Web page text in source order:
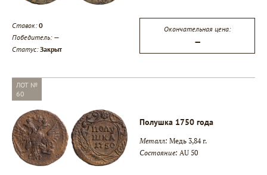
Ставок:0
Победитель: —
Статус:Закрыт
Окончательная цена:
—
ЛОТ №
60
Полушка 1750 года
Металл: Медь 3,84 г.
Состояние: AU 50